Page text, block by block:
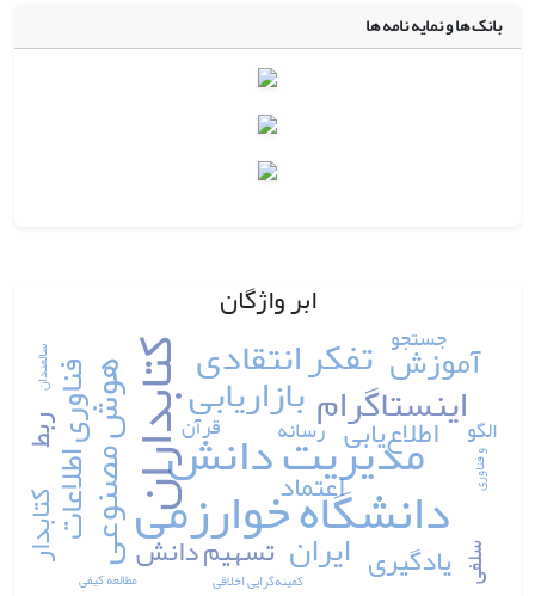
بانک ها و نمایه نامه ها
ابر واژگان
کتابداران
دانشگاه خوارزمی
مدیریت دانش هوش مصنوعی بازاریابیاینستاگرام
تفکر انتقادی
ایران
آموزش فناوری اطلاعات
تسهیم دانش یادگیری کتابدار
اطلاع‌یابی
اعتماد
ربط الگو قرآن
جستجو
رسانه
سلفی کمینه‎گرایی اخلاقی مطالعه کیفی
سالمندان
و فناوری